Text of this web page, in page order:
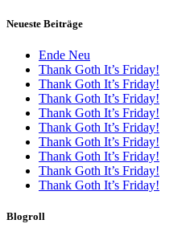
Neueste Beiträge
Ende Neu
Thank Goth It’s Friday!
Thank Goth It’s Friday!
Thank Goth It’s Friday!
Thank Goth It’s Friday!
Thank Goth It’s Friday!
Thank Goth It’s Friday!
Thank Goth It’s Friday!
Thank Goth It’s Friday!
Thank Goth It’s Friday!
Blogroll